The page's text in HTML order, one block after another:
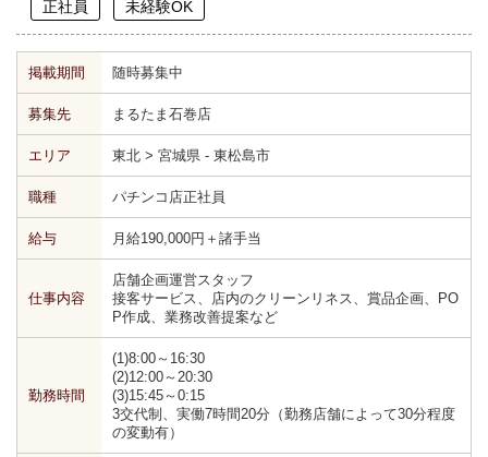
正社員 未経験OK
掲載期間 随時募集中
募集先 まるたま石巻店
エリア 東北 > 宮城県 - 東松島市
職種 パチンコ店正社員
給与 月給190,000円＋諸手当
仕事内容
店舗企画運営スタッフ
接客サービス、店内のクリーンリネス、賞品企画、PO
P作成、業務改善提案など
勤務時間
(1)8:00～16:30
(2)12:00～20:30
(3)15:45～0:15
3交代制、実働7時間20分（勤務店舗によって30分程度
の変動有）